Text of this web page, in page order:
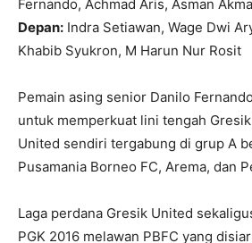
Fernando, Achmad Aris, Asman
Depan: Indra Setiawan, Wage Dwi
Khabib Syukron, M Harun Nur Rosit
Pemain asing senior Danilo
untuk memperkuat lini tengah
United sendiri tergabung di grup A
Pusamania Borneo FC, Arema, dan
Laga perdana Gresik United
PGK 2016 melawan PBFC yang